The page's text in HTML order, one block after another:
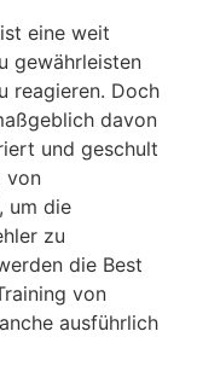
eine weit
gewährleisten
reagieren. Doch
davon
und geschult
von
um die
zu
die Best
von
ausführlich